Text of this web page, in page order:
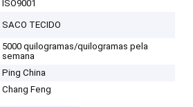
ISO9001
SACO TECIDO
5000 quilogramas/quilogramas pela
semana
Ping China
Chang Feng